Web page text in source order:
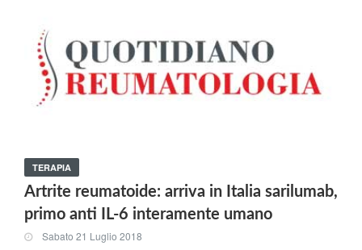
TERAPIA
Artrite reumatoide: arriva in Italia sarilumab,
primo anti IL-6 interamente umano
Sabato 21 Luglio 2018